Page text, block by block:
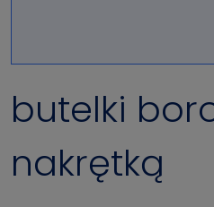
butelki
nakrętką